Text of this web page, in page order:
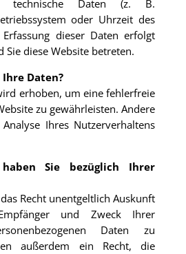
Daten (z. B.
oder Uhrzeit des
dieser Daten erfolgt
Sie diese Website betreten.
Daten?
erhoben, um eine fehlerfreie
zu gewährleisten. Andere
Ihres Nutzerverhaltens
Sie bezüglich Ihrer
Recht unentgeltlich Auskunft
und Zweck Ihrer
Daten zu
außerdem ein Recht, die